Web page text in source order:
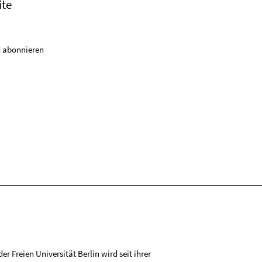
abonnieren
Freien Universität Berlin wird seit ihrer